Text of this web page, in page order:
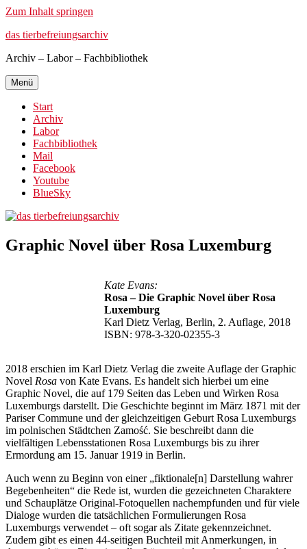
Zum Inhalt springen
das tierbefreiungsarchiv
Archiv – Labor – Fachbibliothek
Menü
Start
Archiv
Labor
Fachbibliothek
Mail
Facebook
Youtube
BlueSky
Graphic Novel über Rosa Luxemburg
Kate Evans:
Rosa – Die Graphic Novel über Rosa
Luxemburg
Karl Dietz Verlag, Berlin, 2. Auflage, 2018
ISBN: 978-3-320-02355-3
2018 erschien im Karl Dietz Verlag die zweite Auflage der Graphic
Novel Rosa von Kate Evans. Es handelt sich hierbei um eine
Graphic Novel, die auf 179 Seiten das Leben und Wirken Rosa
Luxemburgs darstellt. Die Geschichte beginnt im März 1871 mit der
Pariser Commune und der gleichzeitigen Geburt Rosa Luxemburgs
im polnischen Städtchen Zamość. Sie beschreibt dann die
vielfältigen Lebensstationen Rosa Luxemburgs bis zu ihrer
Ermordung am 15. Januar 1919 in Berlin.
Auch wenn zu Beginn von einer „fiktionale[n] Darstellung wahrer
Begebenheiten“ die Rede ist, wurden die gezeichneten Charaktere
und Schauplätze Original-Fotoquellen nachempfunden und für viele
Dialoge wurden die tatsächlichen Formulierungen Rosa
Luxemburgs verwendet – oft sogar als Zitate gekennzeichnet.
Zudem gibt es einen 44-seitigen Buchteil mit Anmerkungen, in